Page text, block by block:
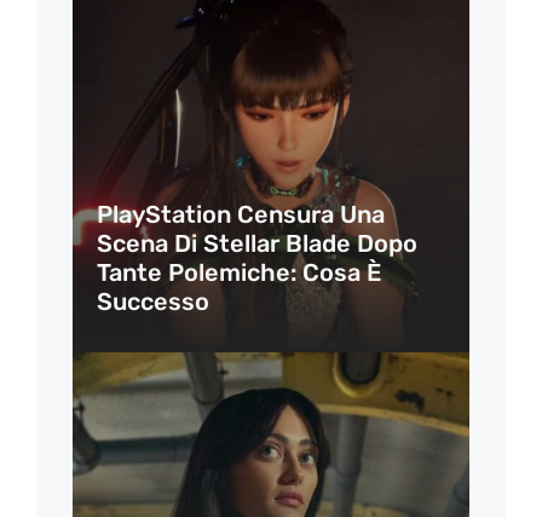
PlayStation Censura Una
Scena Di Stellar Blade Dopo
Tante Polemiche: Cosa È
Successo